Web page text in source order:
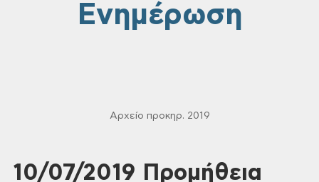
Ενημέρωση
Αρχείο προκηρ. 2019
10/07/2019 Προμήθεια